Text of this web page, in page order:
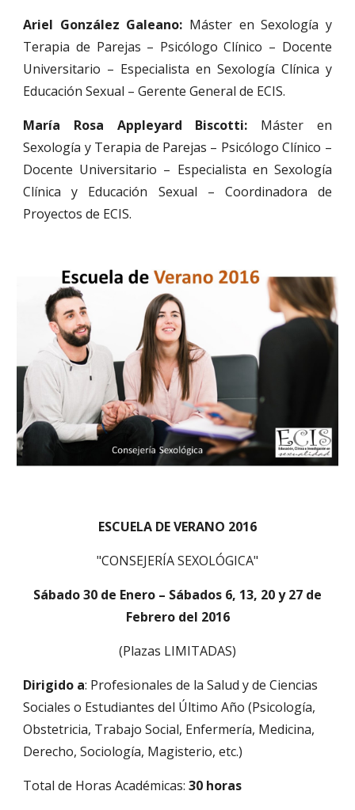
Ariel González Galeano: Máster en Sexología y
Terapia de Parejas – Psicólogo Clínico – Docente
Universitario – Especialista en Sexología Clínica y
Educación Sexual – Gerente General de ECIS.
María Rosa Appleyard Biscotti: Máster en
Sexología y Terapia de Parejas – Psicólogo Clínico –
Docente Universitario – Especialista en Sexología
Clínica y Educación Sexual – Coordinadora de
Proyectos de ECIS.
ESCUELA DE VERANO 2016
"CONSEJERÍA SEXOLÓGICA"
Sábado 30 de Enero – Sábados 6, 13, 20 y 27 de
Febrero del 2016
(Plazas LIMITADAS)
Dirigido a: Profesionales de la Salud y de Ciencias
Sociales o Estudiantes del Último Año (Psicología,
Obstetricia, Trabajo Social, Enfermería, Medicina,
Derecho, Sociología, Magisterio, etc.)
Total de Horas Académicas: 30 horas